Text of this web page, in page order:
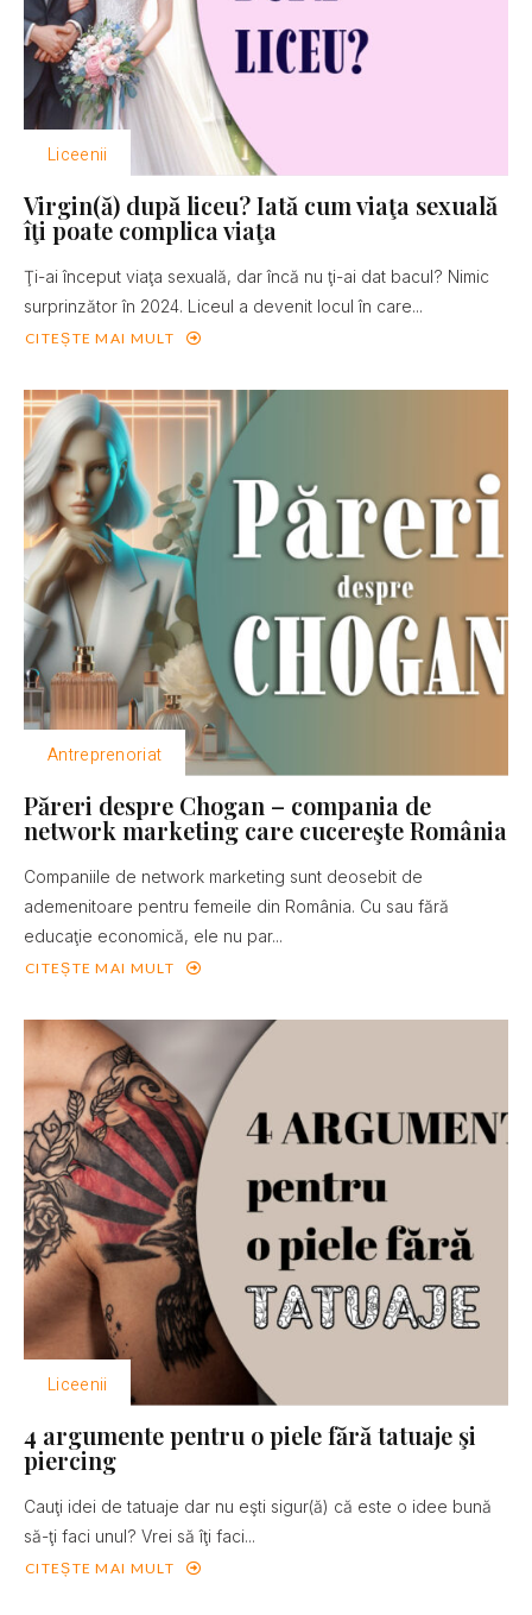
Liceenii
Virgin(ă) după liceu? Iată cum viaţa sexuală
îţi poate complica viaţa
Ţi-ai început viaţa sexuală, dar încă nu ţi-ai dat bacul? Nimic
surprinzător în 2024. Liceul a devenit locul în care...
CITEȘTE MAI MULT
Antreprenoriat
Păreri despre Chogan – compania de
network marketing care cucereşte România
Companiile de network marketing sunt deosebit de
ademenitoare pentru femeile din România. Cu sau fără
educaţie economică, ele nu par...
CITEȘTE MAI MULT
Liceenii
4 argumente pentru o piele fără tatuaje şi
piercing
Cauţi idei de tatuaje dar nu eşti sigur(ă) că este o idee bună
să-ţi faci unul? Vrei să îţi faci...
CITEȘTE MAI MULT